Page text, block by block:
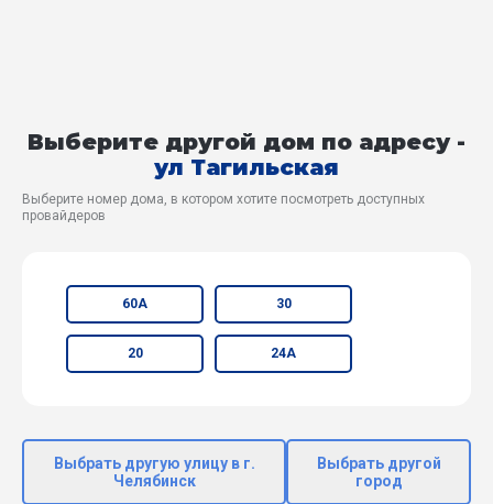
Выберите другой дом по адресу -
ул Тагильская
Выберите номер дома, в котором хотите посмотреть доступных
провайдеров
60А 30
20 24А
Выбрать другую улицу в г.
Челябинск
Выбрать другой
город